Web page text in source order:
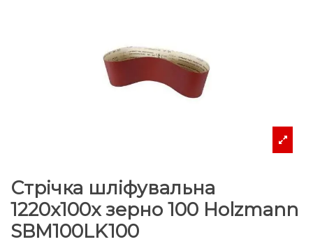
Стрічка шліфувальна
1220x100x зерно 100 Holzmann
SBM100LK100